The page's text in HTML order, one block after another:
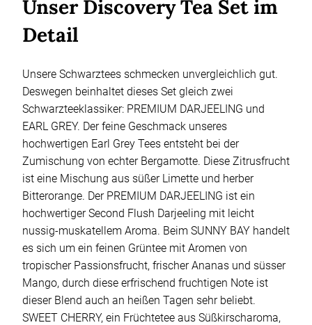
Unser Discovery Tea Set im
Detail
Unsere Schwarztees schmecken unvergleichlich gut.
Deswegen beinhaltet dieses Set gleich zwei
Schwarzteeklassiker: PREMIUM DARJEELING und
EARL GREY. Der feine Geschmack unseres
hochwertigen Earl Grey Tees entsteht bei der
Zumischung von echter Bergamotte. Diese Zitrusfrucht
ist eine Mischung aus süßer Limette und herber
Bitterorange. Der PREMIUM DARJEELING ist ein
hochwertiger Second Flush Darjeeling mit leicht
nussig-muskatellem Aroma. Beim SUNNY BAY handelt
es sich um ein feinen Grüntee mit Aromen von
tropischer Passionsfrucht, frischer Ananas und süsser
Mango, durch diese erfrischend fruchtigen Note ist
dieser Blend auch an heißen Tagen sehr beliebt.
SWEET CHERRY, ein Früchtetee aus Süßkirscharoma,